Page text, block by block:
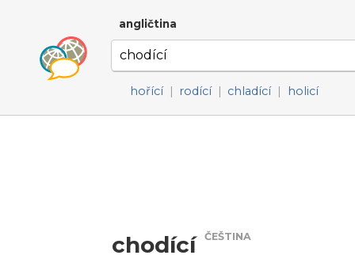
angličtina
hořící | rodící | chladící | holicí
chodící ČEŠTINA